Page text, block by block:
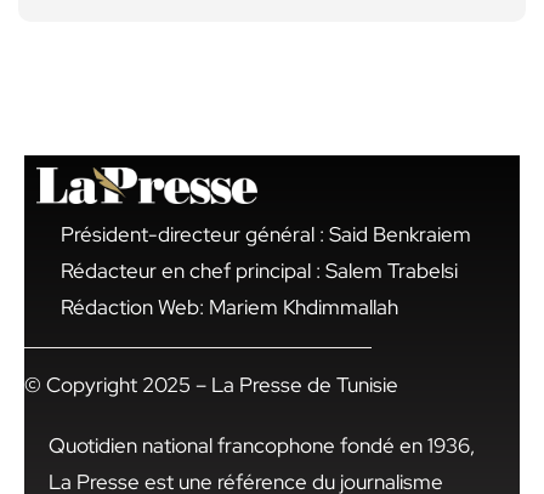
Président-directeur général : Said Benkraiem
Rédacteur en chef principal : Salem Trabelsi
Rédaction Web: Mariem Khdimmallah
© Copyright 2025 – La Presse de Tunisie
Quotidien national francophone fondé en 1936,
La Presse est une référence du journalisme